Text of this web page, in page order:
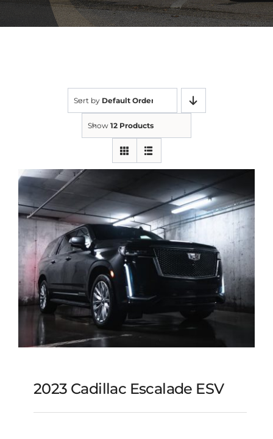
Sort by Default Order
Show 12 Products
2023 Cadillac Escalade ESV